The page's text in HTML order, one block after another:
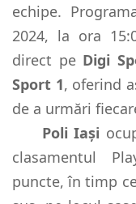
echipe.
2024, la ora
direct pe Digi
Sport 1, oferind
de a urmări
Poli Iași
clasamentul
puncte, în timp